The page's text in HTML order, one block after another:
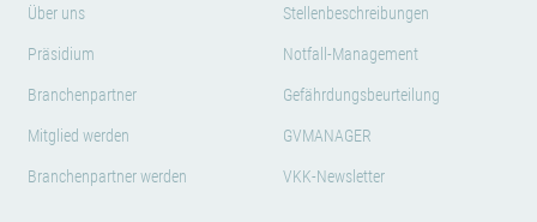
Über uns
Präsidium
Branchenpartner
Mitglied werden
Branchenpartner werden
Stellenbeschreibungen
Notfall-Management
Gefährdungsbeurteilung
GVMANAGER
VKK-Newsletter